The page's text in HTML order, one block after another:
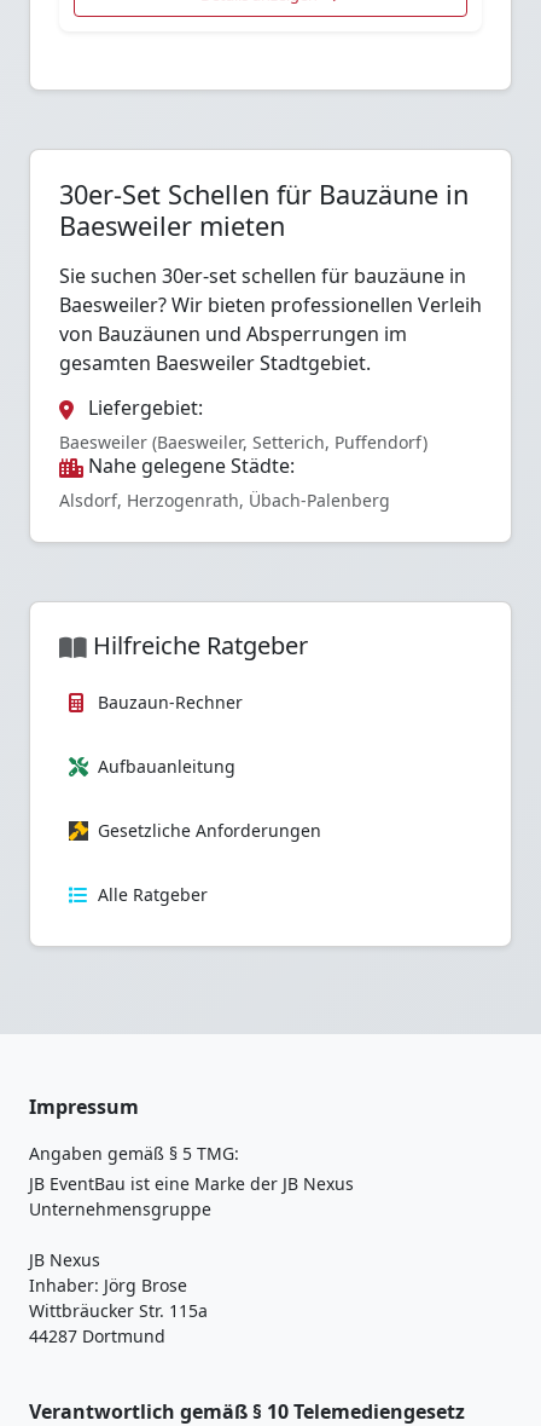
30er-Set Schellen für Bauzäune in
Baesweiler mieten
Sie suchen 30er-set schellen für bauzäune in
Baesweiler? Wir bieten professionellen Verleih
von Bauzäunen und Absperrungen im
gesamten Baesweiler Stadtgebiet.
Liefergebiet:
Baesweiler (Baesweiler, Setterich, Puffendorf)
Nahe gelegene Städte:
Alsdorf, Herzogenrath, Übach-Palenberg
Hilfreiche Ratgeber
Bauzaun-Rechner
Aufbauanleitung
Gesetzliche Anforderungen
Alle Ratgeber
Impressum
Angaben gemäß § 5 TMG:
JB EventBau ist eine Marke der JB Nexus
Unternehmensgruppe
JB Nexus
Inhaber: Jörg Brose
Wittbräucker Str. 115a
44287 Dortmund
Verantwortlich gemäß § 10 Telemediengesetz